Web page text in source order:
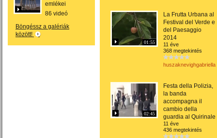
emlékei
86 videó
Böngéssz a galériák
között!
01:55
La Frutta Urbana al
Festival del Verde e
del Paesaggio
2014
11 éve
368 megtekintés
huszaknevighgabriella
02:45
Festa della Polizia,
la banda
accompagna il
cambio della
guardia al Quirinale
11 éve
436 megtekintés